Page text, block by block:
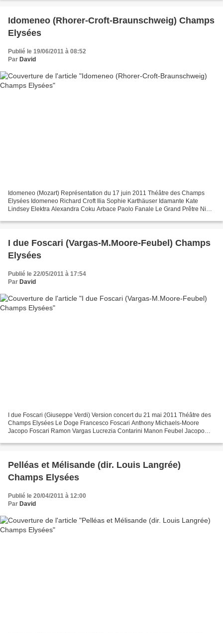
Idomeneo (Rhorer-Croft-Braunschweig) Champs
Elysées
Publié le 19/06/2011 à 08:52
Par David
Idomeneo (Mozart) Représentation du 17 juin 2011 Théâtre des Champs
Elysées Idomeneo Richard Croft Ilia Sophie Karthäuser Idamante Kate
Lindsey Elektra Alexandra Coku Arbace Paolo Fanale Le Grand Prêtre Nigel
I due Foscari (Vargas-M.Moore-Feubel) Champs
Elysées
Publié le 22/05/2011 à 17:54
Par David
I due Foscari (Giuseppe Verdi) Version concert du 21 mai 2011 Théâtre des
Champs Elysées Le Doge Francesco Foscari Anthony Michaels-Moore
Jacopo Foscari Ramon Vargas Lucrezia Contarini Manon Feubel Jacopo
Pelléas et Mélisande (dir. Louis Langrée)
Champs Elysées
Publié le 20/04/2011 à 12:00
Par David